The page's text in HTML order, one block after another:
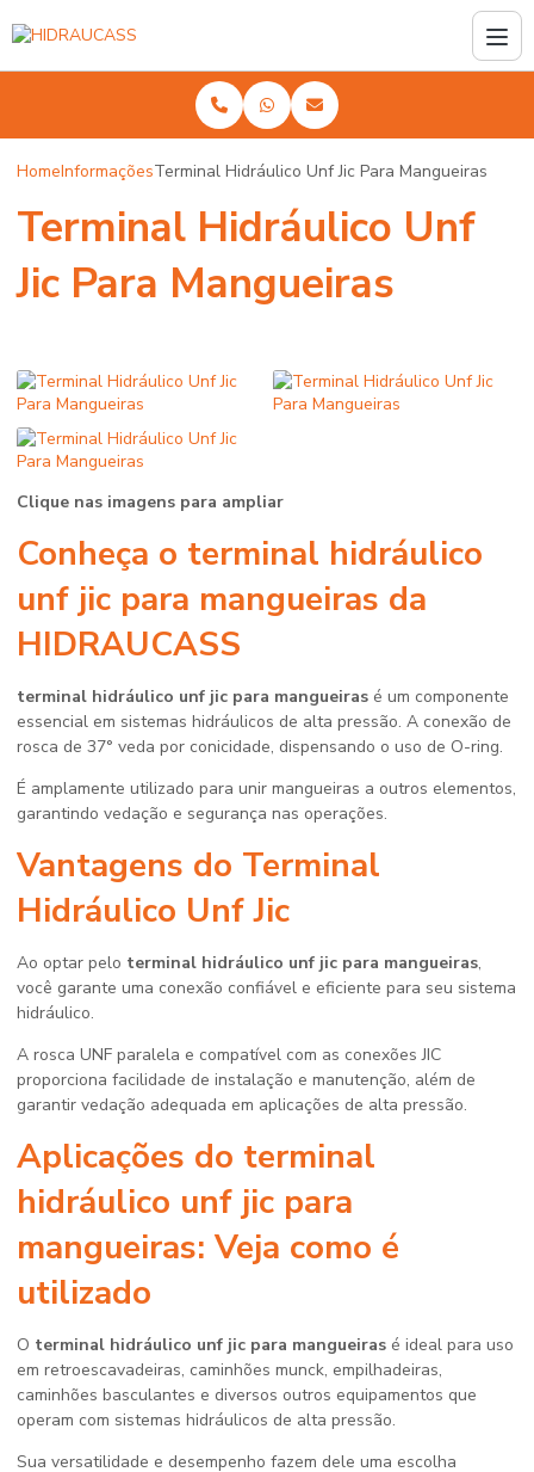
HomeInformaçõesTerminal Hidráulico Unf Jic Para Mangueiras
Terminal Hidráulico Unf
Jic Para Mangueiras
Clique nas imagens para ampliar
Conheça o terminal hidráulico
unf jic para mangueiras da
HIDRAUCASS
terminal hidráulico unf jic para mangueiras é um componente
essencial em sistemas hidráulicos de alta pressão. A conexão de
rosca de 37° veda por conicidade, dispensando o uso de O-ring.
É amplamente utilizado para unir mangueiras a outros elementos,
garantindo vedação e segurança nas operações.
Vantagens do Terminal
Hidráulico Unf Jic
Ao optar pelo terminal hidráulico unf jic para mangueiras,
você garante uma conexão confiável e eficiente para seu sistema
hidráulico.
A rosca UNF paralela e compatível com as conexões JIC
proporciona facilidade de instalação e manutenção, além de
garantir vedação adequada em aplicações de alta pressão.
Aplicações do terminal
hidráulico unf jic para
mangueiras: Veja como é
utilizado
O terminal hidráulico unf jic para mangueiras é ideal para uso
em retroescavadeiras, caminhões munck, empilhadeiras,
caminhões basculantes e diversos outros equipamentos que
operam com sistemas hidráulicos de alta pressão.
Sua versatilidade e desempenho fazem dele uma escolha